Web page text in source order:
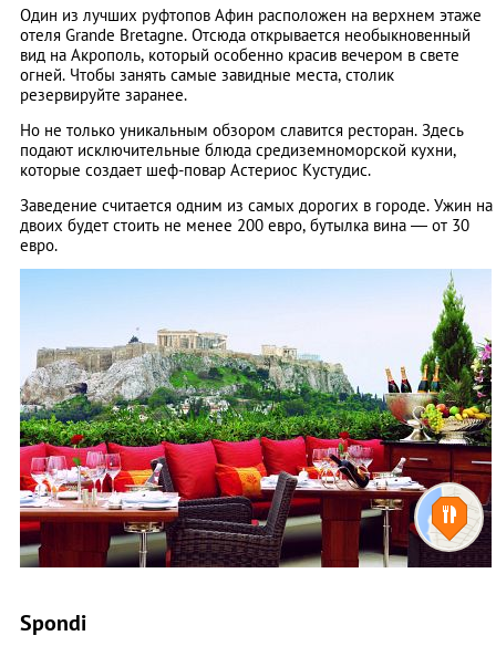
Один из лучших руфтопов Афин расположен на верхнем этаже
отеля Grande Bretagne. Отсюда открывается необыкновенный
вид на Акрополь, который особенно красив вечером в свете
огней. Чтобы занять самые завидные места, столик
резервируйте заранее.
Но не только уникальным обзором славится ресторан. Здесь
подают исключительные блюда средиземноморской кухни,
которые создает шеф-повар Астериос Кустудис.
Заведение считается одним из самых дорогих в городе. Ужин на
двоих будет стоить не менее 200 евро, бутылка вина — от 30
евро.
Spondi